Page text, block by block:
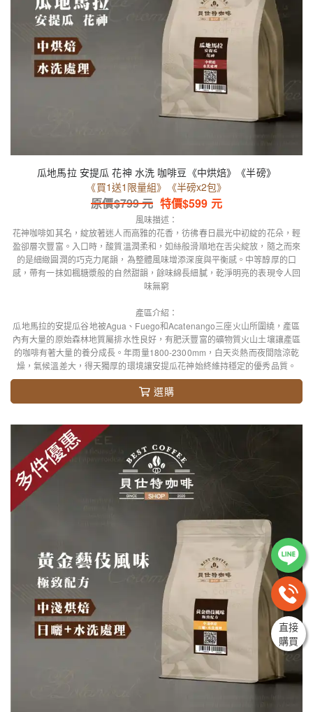
瓜地馬拉 安提瓜 花神 水洗 咖啡豆《中烘焙》《半磅》
《買1送1限量組》《半磅x2包》
原價$799元 特價$599 元
風味描述：
花神咖啡如其名，綻放著迷人而高雅的花香，彷彿春日晨光中初綻的花朵，輕
盈卻層次豐富。入口時，酸質溫潤柔和，如絲般滑順地在舌尖綻放，隨之而來
的是細緻圓潤的巧克力尾韻，為整體風味增添深度與平衡感。中等醇厚的口
感，帶有一抹如楓糖漿般的自然甜韻，餘味綿長細膩，乾淨明亮的表現令人回
味無窮
產區介紹：
瓜地馬拉的安提瓜谷地被Agua、Fuego和Acatenango三座火山所圍繞，產區
內有大量的原始森林地質屬排水性良好，有肥沃豐富的礦物質火山土壤讓產區
的咖啡有著大量的養分成長。年雨量1800-2300mm，白天炎熱而夜間陰涼乾
燥，氣候溫差大，得天獨厚的環境讓安提瓜花神始終維持穩定的優秀品質。
選購
直接
購買